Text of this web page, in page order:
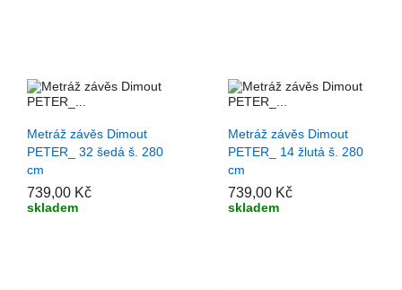
+ PŘIDAT DO KOŠÍKU
Metráž závěs Dimout
PETER_ 32 šedá š. 280
cm
739,00 Kč
skladem
+ PŘIDAT DO KOŠÍKU
Metráž závěs Dimout
PETER_ 14 žlutá š. 280
cm
739,00 Kč
skladem